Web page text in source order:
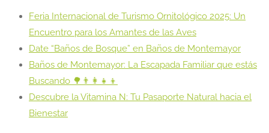
Feria Internacional de Turismo Ornitológico 2025: Un
Encuentro para los Amantes de las Aves
Date “Baños de Bosque” en Baños de Montemayor
Baños de Montemayor: La Escapada Familiar que estás
Buscando 🌳👨‍👩‍👧‍👦
Descubre la Vitamina N: Tu Pasaporte Natural hacia el
Bienestar